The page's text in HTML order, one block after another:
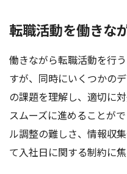
転職活動を働きな
働きながら転職活動を行
すが、同時にいくつかの
の課題を理解し、適切に
スムーズに進めることが
ル調整の難しさ、情報収
て入社日に関する制約に